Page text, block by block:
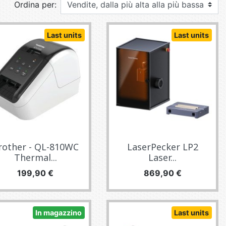
TV ET ACQUISITION VIDÉO
/ PROTECTION TÉLÉPHONE
TABLETTES / SMARTPHONES
TÉLÉPHONIE
CONNECTÉS
Ordina per:
Last units
- QL-810WC
Thermal...
Prezzo
199,90 €
Last units
LaserPecker LP2
Laser...
Prezzo
869,90 €
In magazzino Last units